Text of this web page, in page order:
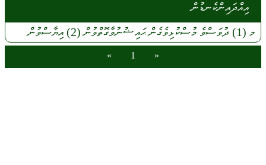
އިއްދައިންކެނޑުން
މ (1) ދުވަސްވެ މުސްކުޅިވެގެންޙައިޟުނުވާގޮތްވުން(2) އިޔާސްވުން
«
1
»